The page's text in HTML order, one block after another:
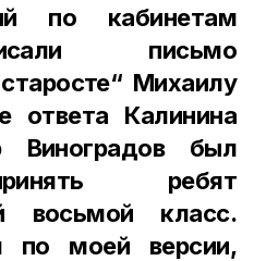
по кабинетам
письмо
Михаилу
ответа Калинина
Виноградов был
ребят
восьмой класс.
по моей версии,